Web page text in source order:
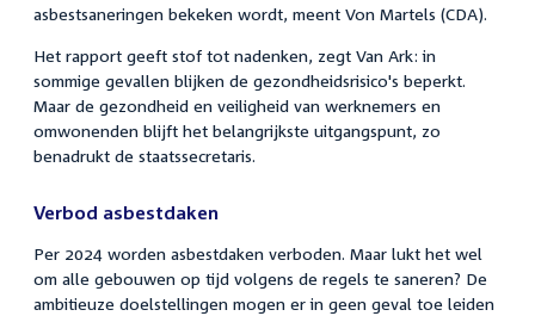
asbestsaneringen bekeken wordt, meent Von Martels (CDA).
Het rapport geeft stof tot nadenken, zegt Van Ark: in
sommige gevallen blijken de gezondheidsrisico's beperkt.
Maar de gezondheid en veiligheid van werknemers en
omwonenden blijft het belangrijkste uitgangspunt, zo
benadrukt de staatssecretaris.
Verbod asbestdaken
Per 2024 worden asbestdaken verboden. Maar lukt het wel
om alle gebouwen op tijd volgens de regels te saneren? De
ambitieuze doelstellingen mogen er in geen geval toe leiden